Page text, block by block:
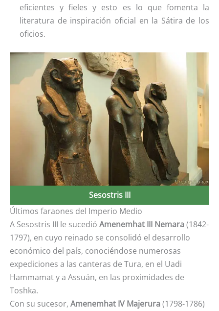
eficientes y fieles y esto es lo que fomenta la
literatura de inspiración oficial en la Sátira de los
oficios.
Sesostris III
Últimos faraones del Imperio Medio
A Sesostris III le sucedió Amenemhat III Nemara(1842-
1797), en cuyo reinado se consolidó el desarrollo
económico del país, conociéndose numerosas
expediciones a las canteras de Tura, en el Uadi
Hammamat y a Assuán, en las proximidades de
Toshka.
Con su sucesor, Amenemhat IV Majerura(1798-1786)